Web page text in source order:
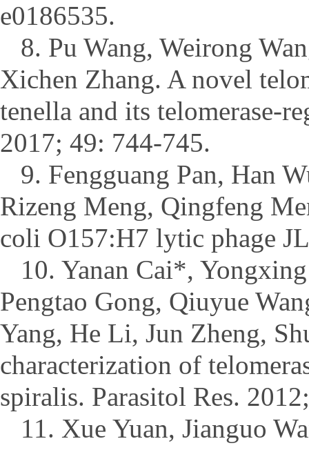
e0186535.
8. Pu Wang, Weirong
Xichen Zhang. A novel
tenella and its telomerase-
2017; 49: 744-745.
9. Fengguang Pan, Han
Rizeng Meng, Qingfeng
coli O157:H7 lytic phage
10. Yanan Cai*,
Pengtao Gong, Qiuyue
Yang, He Li, Jun Zheng,
characterization of
spiralis. Parasitol Res.
11. Xue Yuan, Jianguo